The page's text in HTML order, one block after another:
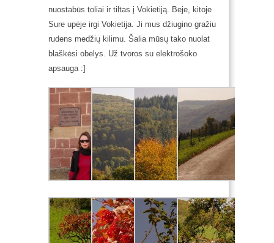
nuostabūs toliai ir tiltas į Vokietiją. Beje, kitoje
Sure upėje irgi Vokietija. Ji mus džiugino gražiu
rudens medžių kilimu. Šalia mūsų tako nuolat
blaškėsi obelys. Už tvoros su elektrošoko
apsauga :]